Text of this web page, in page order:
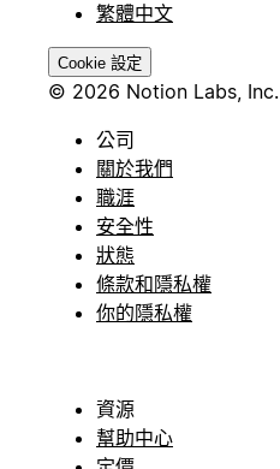
繁體中文
Cookie 設定
© 2026 Notion Labs, Inc.
公司
關於我們
職涯
安全性
狀態
條款和隱私權
你的隱私權
資源
幫助中心